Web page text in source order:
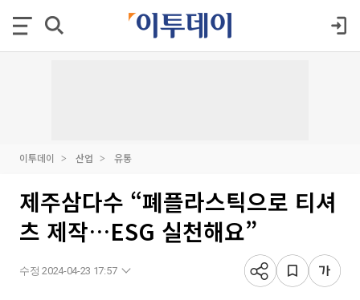
이투데이 산업 유통
제주삼다수 “폐플라스틱으로 티셔
츠 제작…ESG 실천해요”
수정 2024-04-23 17:57